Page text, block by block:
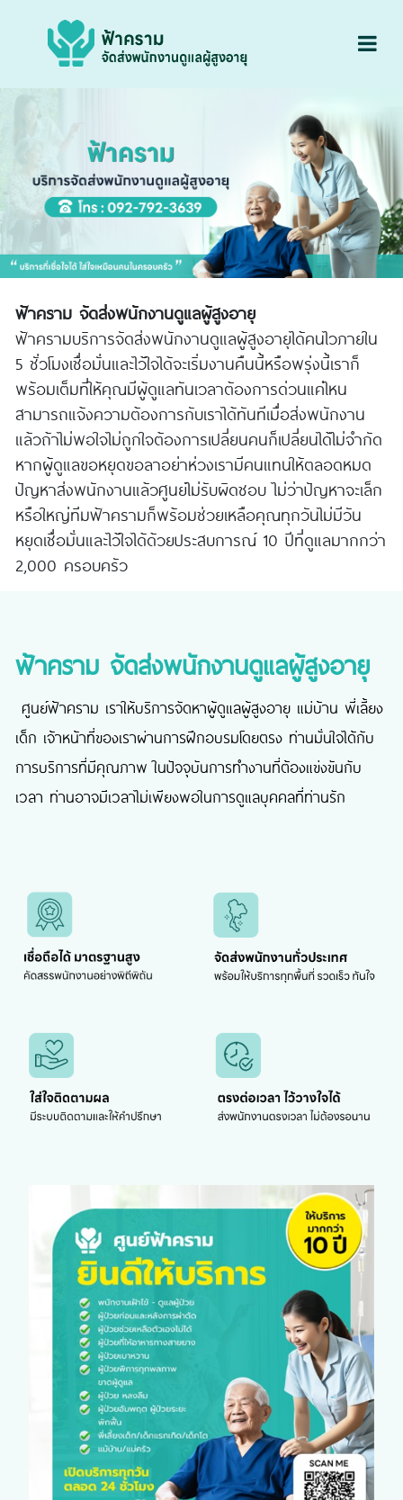
Previous Next
ฟ้าคราม จัดส่งพนักงานดูแลผู้สูงอายุ
ฟ้าครามบริการจัดส่งพนักงานดูแลผู้สูงอายุได้คนไวภายใน
5 ชั่วโมงเชื่อมั่นและไว้ใจได้จะเริ่มงานคืนนี้หรือพรุ่งนี้เราก็
พร้อมเต็มที่ให้คุณมีผู้ดูแลทันเวลาต้องการด่วนแค่ไหน
สามารถแจ้งความต้องการกับเราได้ทันทีเมื่อส่งพนักงาน
แล้วถ้าไม่พอใจไม่ถูกใจต้องการเปลี่ยนคนก็เปลี่ยนได้ไม่จำกัด
หากผู้ดูแลขอหยุดขอลาอย่าห่วงเรามีคนแทนให้ตลอดหมด
ปัญหาส่งพนักงานแล้วศูนย์ไม่รับผิดชอบ ไม่ว่าปัญหาจะเล็ก
หรือใหญ่ทีมฟ้าครามก็พร้อมช่วยเหลือคุณทุกวันไม่มีวัน
หยุดเชื่อมั่นและไว้ใจได้ด้วยประสบการณ์ 10 ปีที่ดูแลมากกว่า
2,000 ครอบครัว
ฟ้าคราม จัดส่งพนักงานดูแลผู้สูงอายุ
ศูนย์ฟ้าคราม เราให้บริการจัดหาผู้ดูแลผู้สูงอายุ แม่บ้าน พี่เลี้ยง
เด็ก เจ้าหน้าที่ของเราผ่านการฝึกอบรมโดยตรง ท่านมั่นใจได้กับ
การบริการที่มีคุณภาพ ในปัจจุบันการทำงานที่ต้องแข่งขันกับ
เวลา ท่านอาจมีเวลาไม่เพียงพอในการดูแลบุคคลที่ท่านรัก